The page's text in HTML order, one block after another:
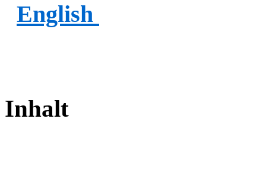
English
Inhalt